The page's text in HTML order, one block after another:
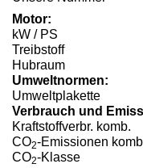
Motor:
kW / PS
Treibstoff
Hubraum
Umweltnormen:
Umweltplakette
Verbrauch und
Kraftstoffverbr. komb.
CO2-Emissionen
CO2-Klasse